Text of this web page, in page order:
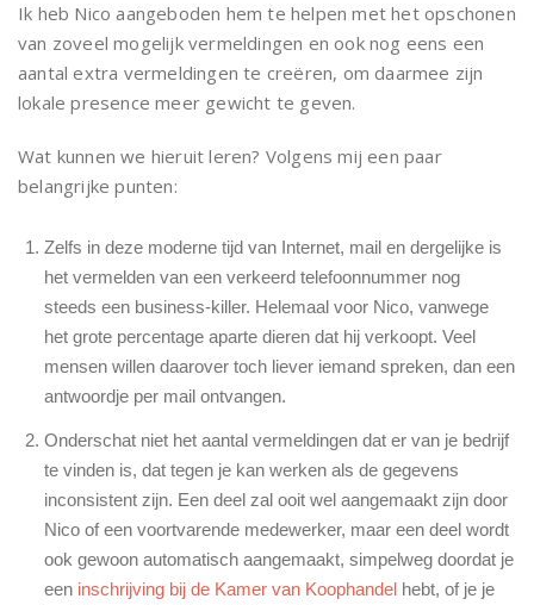
Ik heb Nico aangeboden hem te helpen met het opschonen
van zoveel mogelijk vermeldingen en ook nog eens een
aantal extra vermeldingen te creëren, om daarmee zijn
lokale presence meer gewicht te geven.
Wat kunnen we hieruit leren? Volgens mij een paar
belangrijke punten:
Zelfs in deze moderne tijd van Internet, mail en dergelijke is
het vermelden van een verkeerd telefoonnummer nog
steeds een business-killer. Helemaal voor Nico, vanwege
het grote percentage aparte dieren dat hij verkoopt. Veel
mensen willen daarover toch liever iemand spreken, dan een
antwoordje per mail ontvangen.
Onderschat niet het aantal vermeldingen dat er van je bedrijf
te vinden is, dat tegen je kan werken als de gegevens
inconsistent zijn. Een deel zal ooit wel aangemaakt zijn door
Nico of een voortvarende medewerker, maar een deel wordt
ook gewoon automatisch aangemaakt, simpelweg doordat je
een inschrijving bij de Kamer van Koophandel hebt, of je je